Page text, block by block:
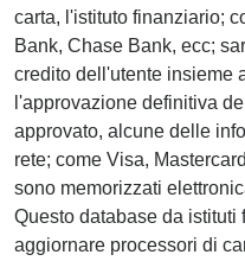
carta, l'istituto finanziario;
Bank, Chase Bank, ecc;
credito dell'utente insieme
l'approvazione definitiva
approvato, alcune delle
rete; come Visa,
sono memorizzati
Questo database da
aggiornare processori di